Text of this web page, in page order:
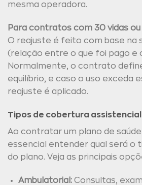
mesma operadora.
Para contratos com 30 vidas ou
O reajuste é feito com base na
(relação entre o que foi pago e
Normalmente, o contrato
equilíbrio, e caso o uso exceda
reajuste é aplicado.
Tipos de cobertura assistencial
Ao contratar um plano de
essencial entender qual será o
do plano. Veja as principais
Ambulatorial:Consultas,